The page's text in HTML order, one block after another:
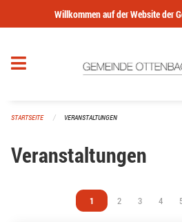
Navigation überspringen
Willkommen auf der Website der
STARTSEITE VERANSTALTUNGEN
Veranstaltungen
Vous êtes sur la page
1 Vous êtes sur la
2 Vous êtes
3 Vous
4